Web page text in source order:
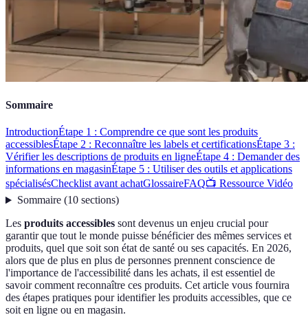
Sommaire
IntroductionÉtape 1 : Comprendre ce que sont les produits
accessiblesÉtape 2 : Reconnaître les labels et certificationsÉtape 3 :
Vérifier les descriptions de produits en ligneÉtape 4 : Demander des
informations en magasinÉtape 5 : Utiliser des outils et applications
spécialisésChecklist avant achatGlossaireFAQ📺 Ressource Vidéo
Sommaire(10 sections)
Les produits accessibles sont devenus un enjeu crucial pour
garantir que tout le monde puisse bénéficier des mêmes services et
produits, quel que soit son état de santé ou ses capacités. En 2026,
alors que de plus en plus de personnes prennent conscience de
l'importance de l'accessibilité dans les achats, il est essentiel de
savoir comment reconnaître ces produits. Cet article vous fournira
des étapes pratiques pour identifier les produits accessibles, que ce
soit en ligne ou en magasin.